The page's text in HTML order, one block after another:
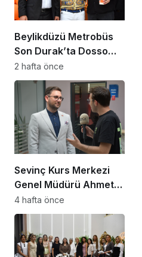
Beylikdüzü Metrobüs
Son Durak’ta Dosso
Dossi Coffee coşkusu
2 hafta önce
Sevinç Kurs Merkezi
Genel Müdürü Ahmet
Zeyrekmişoğlu
Başarının Sırrını Anlattı
4 hafta önce